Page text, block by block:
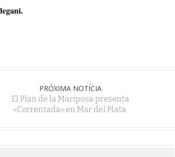
PRÓXIMA NOTÍCIA
El Plan de la Mariposa presenta
«Correntada» en Mar del Plata